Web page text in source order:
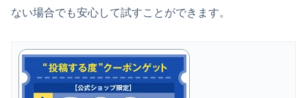
ない場合でも安心して試すことができます。